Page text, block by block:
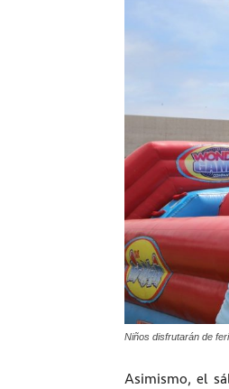
Niños disfrutarán de
Asimismo, el